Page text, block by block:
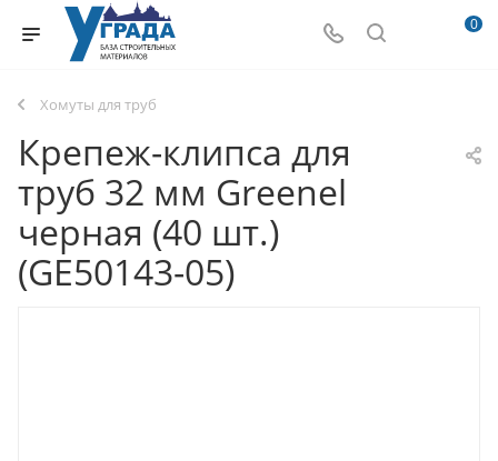
0
Хомуты для труб
Крепеж-клипса для
труб 32 мм Greenel
черная (40 шт.)
(GE50143-05)